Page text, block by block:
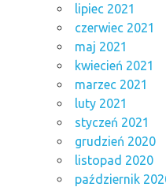
lipiec 2021
czerwiec 2021
maj 2021
kwiecień 2021
marzec 2021
luty 2021
styczeń 2021
grudzień 2020
listopad 2020
październik